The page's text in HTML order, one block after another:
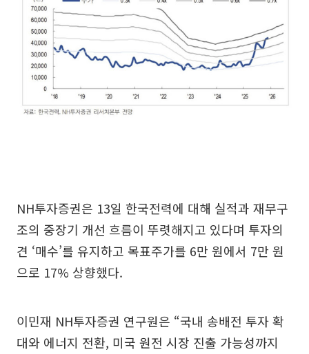
NH투자증권은 13일 한국전력에 대해 실적과 재무구
조의 중장기 개선 흐름이 뚜렷해지고 있다며 투자의
견 ‘매수’를 유지하고 목표주가를 6만 원에서 7만 원
으로 17% 상향했다.
이민재 NH투자증권 연구원은 “국내 송배전 투자 확
대와 에너지 전환, 미국 원전 시장 진출 가능성까지